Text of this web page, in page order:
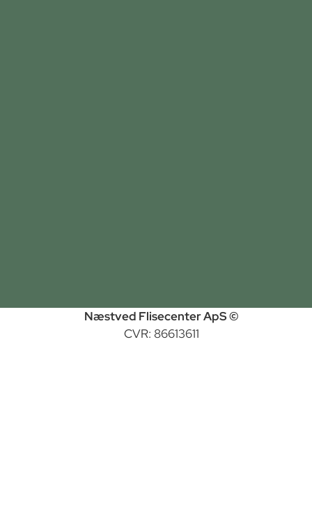
Næstved Flisecenter ApS ©
CVR: 86613611